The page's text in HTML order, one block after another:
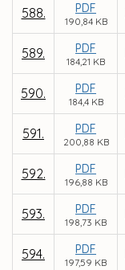
588. PDF
190,84 KB
589. PDF
184,21 KB
590. PDF
184,4 KB
591. PDF
200,88 KB
592. PDF
196,88 KB
593. PDF
198,73 KB
594. PDF
197,59 KB